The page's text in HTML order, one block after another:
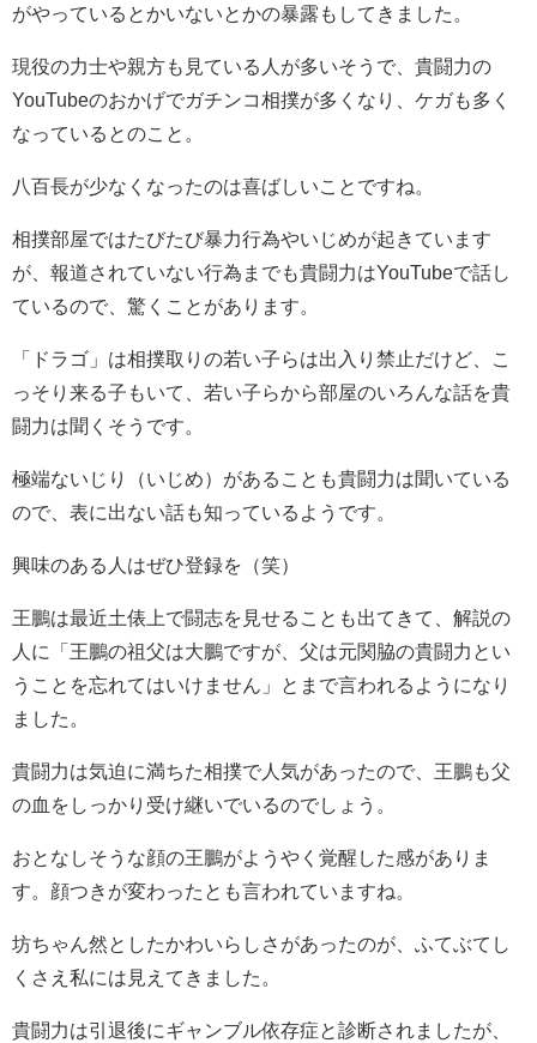
がやっているとかいないとかの暴露もしてきました。
現役の力士や親方も見ている人が多いそうで、貴闘力の
YouTubeのおかげでガチンコ相撲が多くなり、ケガも多く
なっているとのこと。
八百長が少なくなったのは喜ばしいことですね。
相撲部屋ではたびたび暴力行為やいじめが起きています
が、報道されていない行為までも貴闘力はYouTubeで話し
ているので、驚くことがあります。
「ドラゴ」は相撲取りの若い子らは出入り禁止だけど、こ
っそり来る子もいて、若い子らから部屋のいろんな話を貴
闘力は聞くそうです。
極端ないじり（いじめ）があることも貴闘力は聞いている
ので、表に出ない話も知っているようです。
興味のある人はぜひ登録を（笑）
王鵬は最近土俵上で闘志を見せることも出てきて、解説の
人に「王鵬の祖父は大鵬ですが、父は元関脇の貴闘力とい
うことを忘れてはいけません」とまで言われるようになり
ました。
貴闘力は気迫に満ちた相撲で人気があったので、王鵬も父
の血をしっかり受け継いでいるのでしょう。
おとなしそうな顔の王鵬がようやく覚醒した感がありま
す。顔つきが変わったとも言われていますね。
坊ちゃん然としたかわいらしさがあったのが、ふてぶてし
くさえ私には見えてきました。
貴闘力は引退後にギャンブル依存症と診断されましたが、